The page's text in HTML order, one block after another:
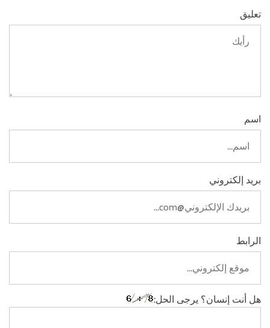
تعليق
اسم
بريد إلكتروني
الرابط
هل أنت إنسان؟ يرجى الحل: